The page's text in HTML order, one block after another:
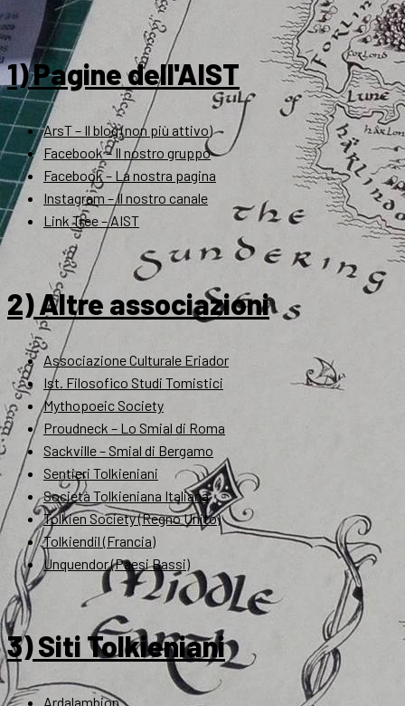
1) Pagine dell'AIST
ArsT – Il blog (non più attivo)
Facebook – Il nostro gruppo
Facebook – La nostra pagina
Instagram – Il nostro canale
Link Tree – AIST
2) Altre associazioni
Associazione Culturale Eriador
Ist. Filosofico Studi Tomistici
Mythopoeic Society
Proudneck – Lo Smial di Roma
Sackville – Smial di Bergamo
Sentieri Tolkieniani
Società Tolkieniana Italiana
Tolkien Society (Regno Unito)
Tolkiendil (Francia)
Unquendor (Paesi Bassi)
3) Siti Tolkieniani
Ardalambion